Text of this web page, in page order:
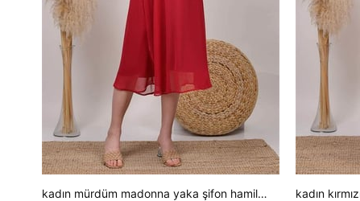
kadın mürdüm madonna yaka şifon hamile elbisesi DPHML8060